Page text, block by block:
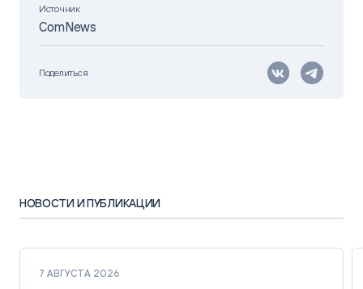
Источник
ComNews
Поделиться
НОВОСТИ И ПУБЛИКАЦИИ
7 АВГУСТА 2026